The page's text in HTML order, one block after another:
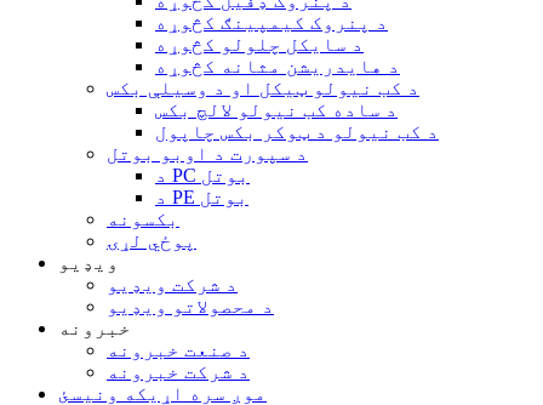
د پنروک کیمپینګ کڅوړه
د سایکل چلولو کڅوړه
د هایدریشن مثانه کڅوړه
د کب نیولو ټیکل او د وسیلې بکس
د ساده کب نیولو لالچ بکس
د کب نیولو د ټوکر بکس چاپول
د سپورت د اوبو بوتل
د PC بوتل
د PE بوتل
بکسونه
پوځي لړۍ
ویډیو
د شرکت ویډیو
د محصولاتو ویډیو
خبرونه
د صنعت خبرونه
د شرکت خبرونه
موږ سره اړیکه ونیسئ